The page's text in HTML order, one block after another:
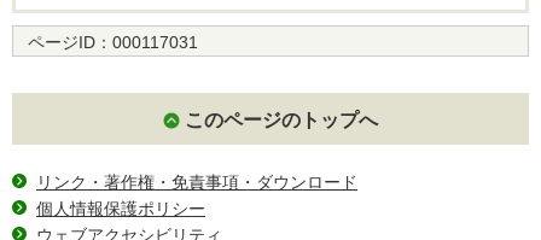
ページID： 000117031
このページのトップへ
リンク・著作権・免責事項・ダウンロード
個人情報保護ポリシー
ウェブアクセシビリティ